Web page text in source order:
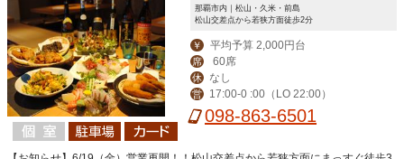
那覇市内｜松山・久米・前島
松山交差点から若狭方面徒歩2分
￥ 平均予算 2,000円台
席 60席
休 なし
営 17:00-0 :00（LO 22:00）
098-863-6501